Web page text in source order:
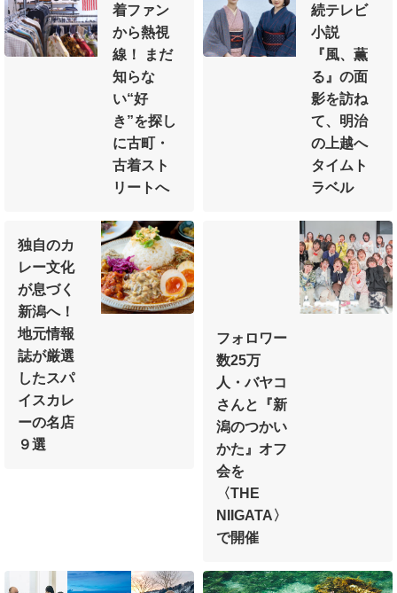
着ファン
から熱視
線！
まだ
知らな
い“好
き”を探し
に古町・
古着スト
リートへ
続テレビ
小説
『風、薫
る』の面
影を訪ね
て、 明治
の上越へ
タイムト
ラベル
独自のカ
レー文化
が息づく
新潟へ！
地元情報
誌が厳選
したスパ
イスカレ
ーの名店
９選
フォロワー
数25万
人・バヤコ
さんと
『新
潟のつかい
かた』オフ
会を
〈THE
NIIGATA〉
で開催